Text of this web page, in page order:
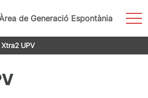
de Generació Espontània
Xtra2 UPV